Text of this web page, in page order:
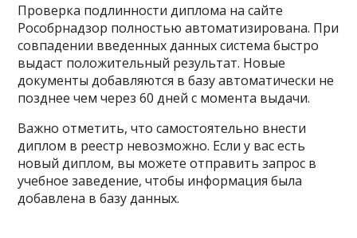
Проверка подлинности диплома на сайте
Рособрнадзор полностью автоматизирована. При
совпадении введенных данных система быстро
выдаст положительный результат. Новые
документы добавляются в базу автоматически не
позднее чем через 60 дней с момента выдачи.
Важно отметить, что самостоятельно внести
диплом в реестр невозможно. Если у вас есть
новый диплом, вы можете отправить запрос в
учебное заведение, чтобы информация была
добавлена в базу данных.